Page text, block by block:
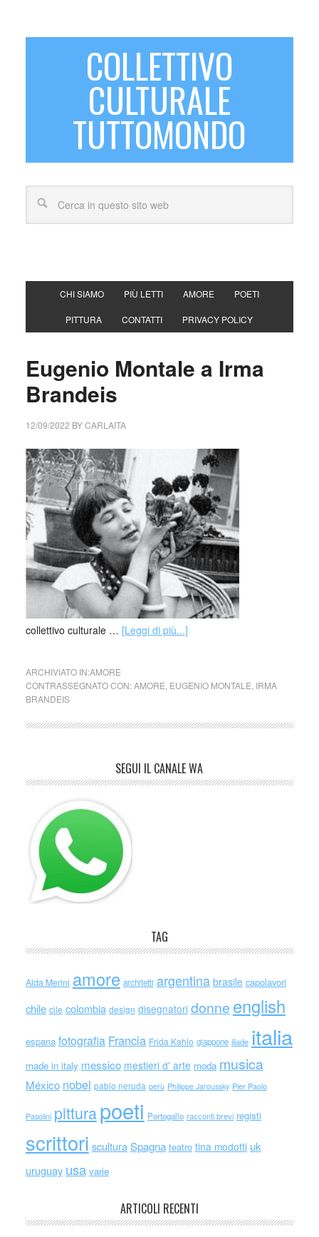
COLLETTIVO
CULTURALE
TUTTOMONDO
CHI SIAMO PIÙ LETTI AMORE POETI
PITTURA CONTATTI PRIVACY POLICY
Eugenio Montale a Irma
Brandeis
12/09/2022 BYCARLAITA
collettivo culturale … [Leggi di più...]
ARCHIVIATO IN:AMORE
CONTRASSEGNATO CON:AMORE EUGENIO MONTALE IRMA
BRANDEIS
SEGUI IL CANALE WA
TAG
Alda Merini amore architetti argentina brasile capolavori
chile cile colombia design disegnatori donne english
espana fotografia Francia Frida Kahlo giappone iliade italia
made in italy messico mestieri d' arte moda musica
México nobel pablo neruda perù Philippe Jaroussky Pier Paolo
Pasolini pitturapoeti Portogallo racconti brevi registi
scrittori scultura Spagna teatro tina modotti uk
uruguay usa varie
ARTICOLI RECENTI